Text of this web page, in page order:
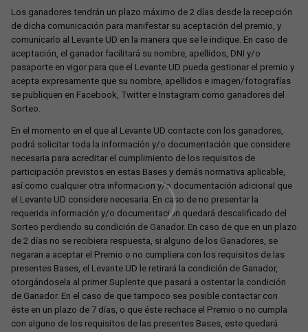
Los ganadores tendrán un plazo máximo de 2 días desde la recepción
de dicha comunicación para manifestar su aceptación del premio, y
comunicarlo al Levante UD en la manera que se le indique. En caso de
aceptación, el ganador facilitará su nombre, apellidos, DNI y/o
pasaporte en vigor para que el Levante UD pueda gestionar el premio y
acepta expresamente que su nombre, apellidos e imagen/fotografías
se publiquen en Facebook, Twitter e Instagram como ganadores del
Sorteo.
En el momento en el que al Levante UD contacte con los ganadores,
podrá solicitar toda la información y/o documentación que considere
necesaria para acreditar el cumplimiento de los requisitos de
participación previstos en estas Bases y demás normativa aplicable,
así como cualquier otra información y/o documentación adicional que
el Levante UD considere necesaria. En caso de no presentar la
requerida información y/o documentación quedará descalificado del
Sorteo perdiendo su condición de Ganador. En caso de que en un plazo
de 2 días no se recibiera respuesta, si alguno de los Ganadores, se
negaran a aceptar el Premio o no cumpliera con los requisitos de las
presentes Bases, el Levante UD le retirará la condición de Ganador,
otorgándosela al primer Suplente que pasará a ostentar la condición
de Ganador. En el caso de que tampoco sea posible contactar con
éste en un plazo de 7 días, o que éste rechace el Premio o no cumpla
con alguno de los requisitos de las presentes Bases, este quedará